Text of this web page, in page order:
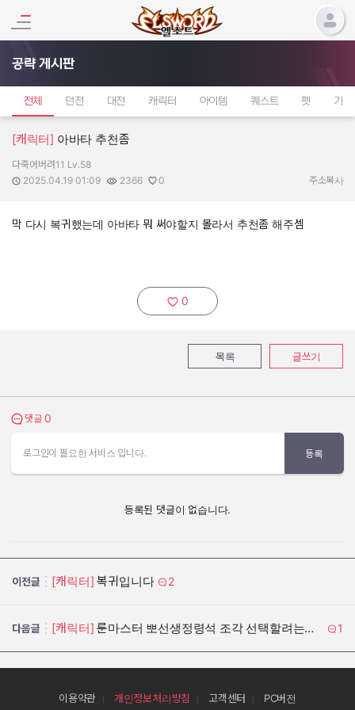
공략 게시판
전체 던전 대전 캐릭터 아이템 퀘스트 펫 기타
[캐릭터] 아바타 추천좀
작성자:
다죽어버려11 Lv.58
작성일:
2025.04.19 01:09
조회수:
2366
추천수:
0 주소복사
막 다시 복귀했는데 아바타 뭐 써야할지 몰라서 추천좀 해주셈
추천하기:
0
목록 글쓰기
댓글 보기
댓글 0
로그인이 필요한 서비스 입니다. 등록
등록된 댓글이 없습니다.
이전글 [캐릭터] 복귀입니다 2
다음글 [캐릭터] 룬마스터 뽀선생정령석 조각 선택할려는데... 1
이용약관 개인정보처리방침 고객센터 PC버전